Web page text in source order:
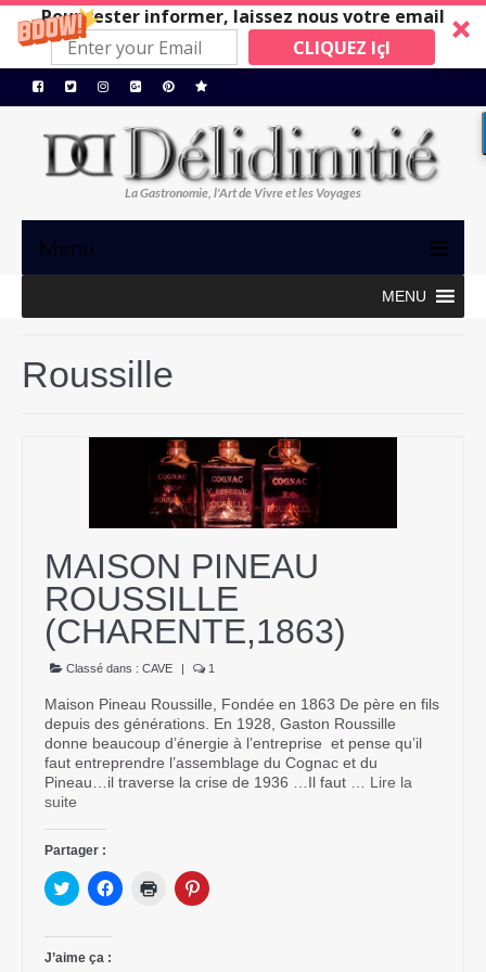
Pour rester informer, laissez nous votre email
CLIQUEZ IçI
La Gastronomie, l'Art de Vivre et les Voyages
Menu
MAISONS A SUIVRE
Contact
MENU
Roussille
MAISON PINEAU
ROUSSILLE
(CHARENTE,1863)
Classé dans : CAVE | 1
Maison Pineau Roussille, Fondée en 1863 De père en fils
depuis des générations. En 1928, Gaston Roussille
donne beaucoup d’énergie à l’entreprise et pense qu’il
faut entreprendre l’assemblage du Cognac et du
Pineau…il traverse la crise de 1936 …Il faut … Lire la
suite­­
Partager :
Cliquez
pour
Twitter(ouvre
dans
Cliquez
pour
Cliquer
pour
Cliquez
pour
J’aime ça :